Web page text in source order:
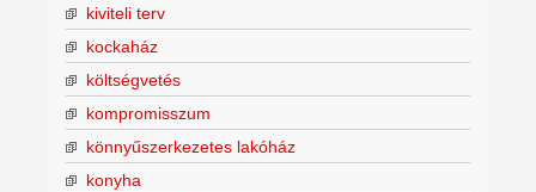
kiviteli terv
kockaház
költségvetés
kompromisszum
könnyűszerkezetes lakóház
konyha